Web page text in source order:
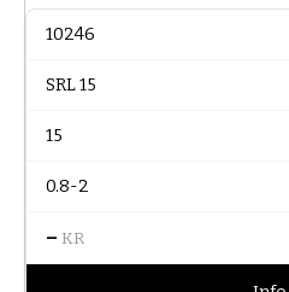
10246
SRL 15
15
0.8-2
– KR